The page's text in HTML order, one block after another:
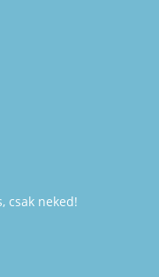
csak neked!